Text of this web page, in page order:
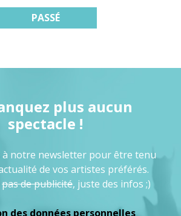
PASSÉ
plus aucun
spectacle !
à notre newsletter pour être tenu
de vos artistes préférés.
pas de publicité, juste des infos ;)
des données personnelles